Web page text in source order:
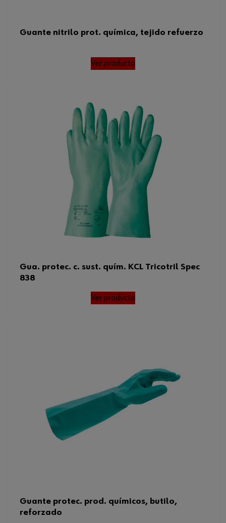
Guante nitrilo prot. química, tejido refuerzo
Ver producto
Gua. protec. c. sust. quím. KCL Tricotril Spec
838
Ver producto
Guante protec. prod. químicos, butilo,
reforzado